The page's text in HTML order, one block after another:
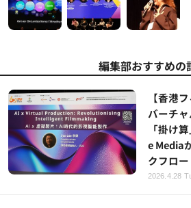
編集部おすすめの
【香港
バーチ
「掛け
e Media
クフロー
2026.4.28